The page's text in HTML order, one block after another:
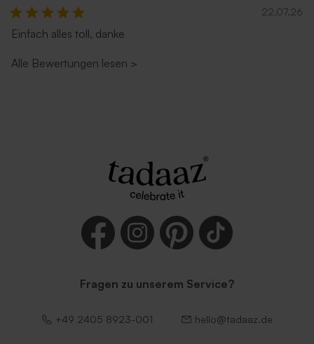
selbstklebendem Verschluss
22.07.26
Einfach alles toll, danke
Alle Bewertungen lesen >
Fragen zu unserem Service?
+49 2405 8923-001 hello@tadaaz.de